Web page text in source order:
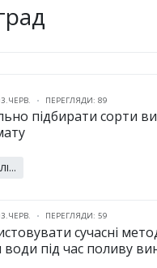
ПЕРЕГЛЯДИ: 89
підбирати сорти
ПЕРЕГЛЯДИ: 59
сучасні
води під час поливу